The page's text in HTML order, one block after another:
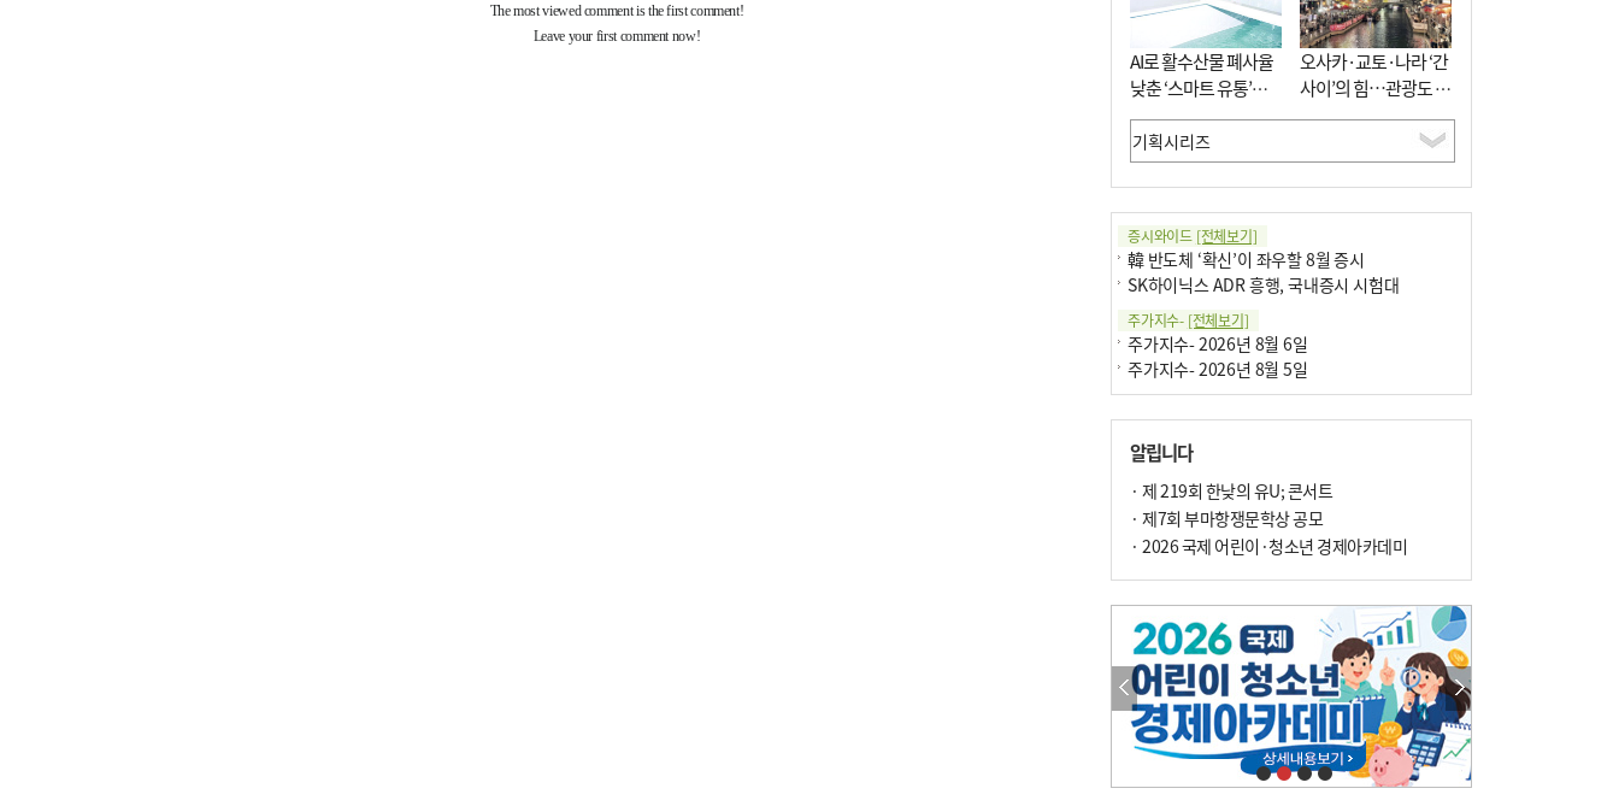
AI로 활수산물 폐사율
낮춘 ‘스마트 유통’…
사막·산악지대 수출
도전
오사카·교토·나라 ‘간
사이’의 힘…관광도 뭉
쳐야 흥한다
증시와이드 [전체보기]
韓 반도체 ‘확신’이 좌우할 8월 증시
SK하이닉스 ADR 흥행, 국내증시 시험대
주가지수- [전체보기]
주가지수- 2026년 8월 6일
주가지수- 2026년 8월 5일
알립니다
· 제 219회 한낮의 유U; 콘서트
· 제7회 부마항쟁문학상 공모
· 2026 국제 어린이·청소년 경제아카데미